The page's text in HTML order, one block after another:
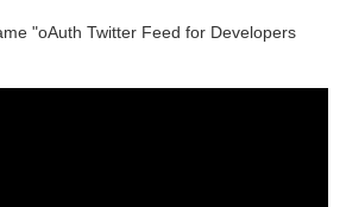
"oAuth Twitter Feed for Developers